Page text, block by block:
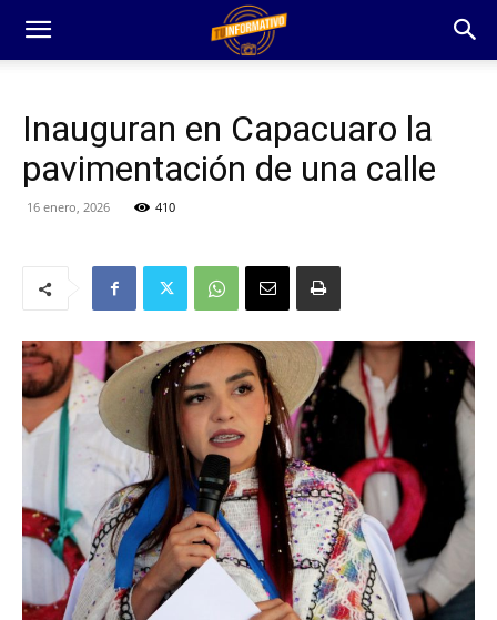
Inauguran en Capacuaro la
pavimentación de una calle
16 enero, 2026 410